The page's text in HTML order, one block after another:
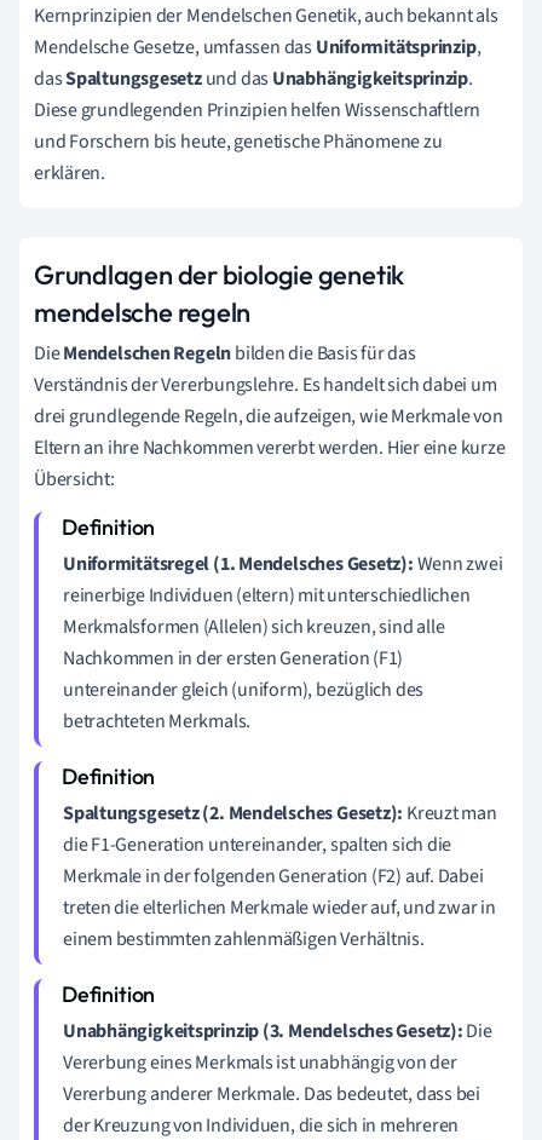
Kernprinzipien der Mendelschen Genetik, auch bekannt als
Mendelsche Gesetze, umfassen dasUniformitätsprinzip,
dasSpaltungsgesetzund dasUnabhängigkeitsprinzip.
Diese grundlegenden Prinzipien helfen Wissenschaftlern
und Forschern bis heute, genetische Phänomene zu
erklären.
Grundlagen der biologie genetik
mendelsche regeln
DieMendelschen Regelnbilden die Basis für das
Verständnis der Vererbungslehre. Es handelt sich dabei um
drei grundlegende Regeln, die aufzeigen, wie Merkmale von
Eltern an ihre Nachkommen vererbt werden. Hier eine kurze
Übersicht:
Uniformitätsregel (1. Mendelsches Gesetz):Wenn zwei
reinerbige Individuen (eltern) mit unterschiedlichen
Merkmalsformen (Allelen) sich kreuzen, sind alle
Nachkommen in der ersten Generation (F1)
untereinander gleich (uniform), bezüglich des
betrachteten Merkmals.
Spaltungsgesetz (2. Mendelsches Gesetz): Kreuzt man
die F1-Generation untereinander, spalten sich die
Merkmale in der folgenden Generation (F2) auf. Dabei
treten die elterlichen Merkmale wieder auf, und zwar in
einem bestimmten zahlenmäßigen Verhältnis.
Unabhängigkeitsprinzip (3. Mendelsches Gesetz):Die
Vererbung eines Merkmals ist unabhängig von der
Vererbung anderer Merkmale. Das bedeutet, dass bei
der Kreuzung von Individuen, die sich in mehreren